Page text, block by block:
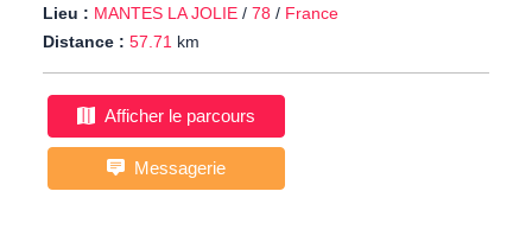
Lieu : MANTES LA JOLIE / 78 / France
Distance : 57.71 km
Afficher le parcours
Messagerie